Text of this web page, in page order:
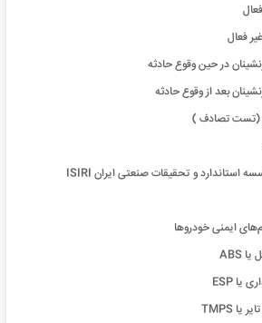
فعال
در حین وقوع حادثه
بعد از وقوع حادثه
(تست تصادف )
ایمنی خودروها